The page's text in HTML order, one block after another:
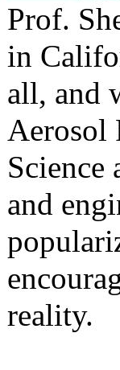
Prof.
in
all, and
Aerosol
Science
and
reality.